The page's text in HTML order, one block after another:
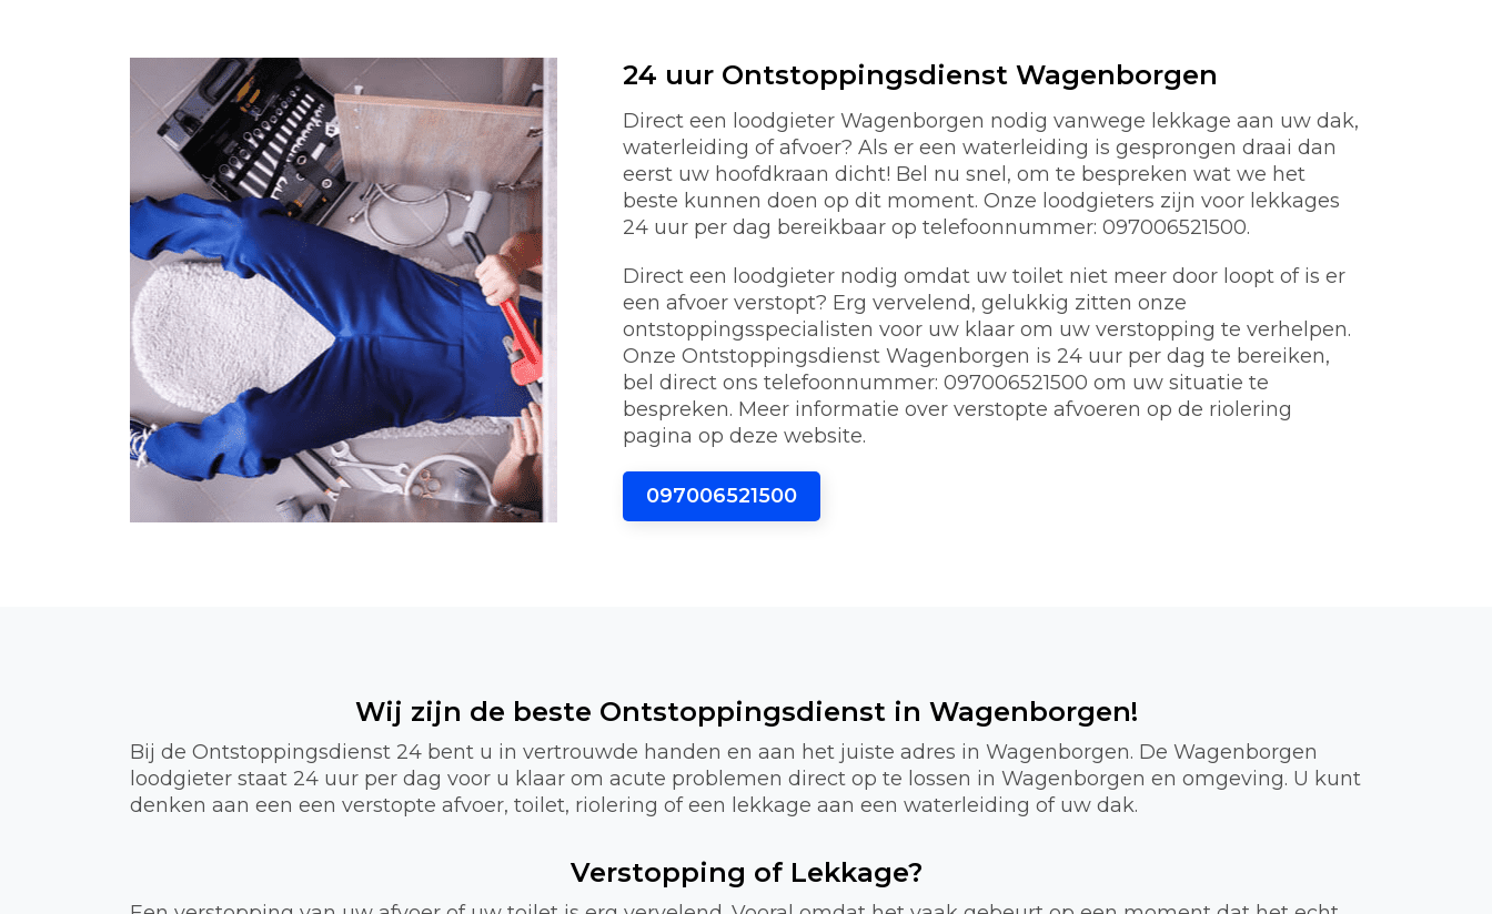
24 uur Ontstoppingsdienst Wagenborgen
Direct een loodgieter Wagenborgen nodig vanwege lekkage aan uw dak,
waterleiding of afvoer? Als er een waterleiding is gesprongen draai dan
eerst uw hoofdkraan dicht! Bel nu snel, om te bespreken wat we het
beste kunnen doen op dit moment. Onze loodgieters zijn voor lekkages
24 uur per dag bereikbaar op telefoonnummer: 097006521500.
Direct een loodgieter nodig omdat uw toilet niet meer door loopt of is er
een afvoer verstopt? Erg vervelend, gelukkig zitten onze
ontstoppingsspecialisten voor uw klaar om uw verstopping te verhelpen.
Onze Ontstoppingsdienst Wagenborgen is 24 uur per dag te bereiken,
bel direct ons telefoonnummer: 097006521500 om uw situatie te
bespreken. Meer informatie over verstopte afvoeren op de riolering
pagina op deze website.
097006521500
Wij zijn de beste Ontstoppingsdienst in Wagenborgen!
Bij de Ontstoppingsdienst 24 bent u in vertrouwde handen en aan het juiste adres in Wagenborgen. De Wagenborgen
loodgieter staat 24 uur per dag voor u klaar om acute problemen direct op te lossen in Wagenborgen en omgeving. U kunt
denken aan een een verstopte afvoer, toilet, riolering of een lekkage aan een waterleiding of uw dak.
Verstopping of Lekkage?